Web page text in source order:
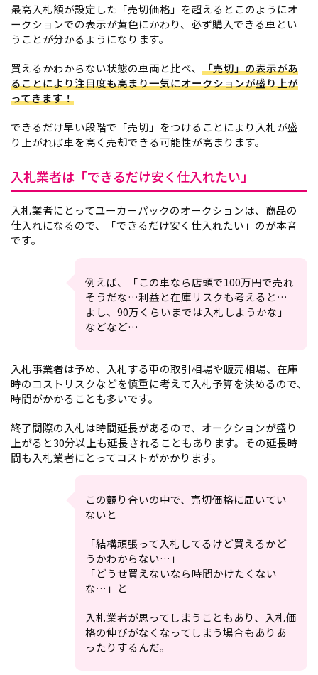
最高入札額が設定した「売切価格」を超えるとこのようにオ
ークションでの表示が黄色にかわり、必ず購入できる車とい
うことが分かるようになります。
買えるかわからない状態の車両と比べ、 「売切」の表示があ
ることにより注目度も高まり一気にオークションが盛り上が
ってきます！
できるだけ早い段階で「売切」をつけることにより入札が盛
り上がれば車を高く売却できる可能性が高まります。
入札業者は「できるだけ安く仕入れたい」
入札業者にとってユーカーパックのオークションは、商品の
仕入れになるので、「できるだけ安く仕入れたい」のが本音
です。
例えば、「この車なら店頭で100万円で売れ
そうだな…利益と在庫リスクも考えると…
よし、90万くらいまでは入札しようかな」
などなど…
入札事業者は予め、入札する車の取引相場や販売相場、在庫
時のコストリスクなどを慎重に考えて入札予算を決めるので、
時間がかかることも多いです。
終了間際の入札は時間延長があるので、オークションが盛り
上がると30分以上も延長されることもあります。その延長時
間も入札業者にとってコストがかかります。
この競り合いの中で、売切価格に届いてい
ないと
「結構頑張って入札してるけど買えるかど
うかわからない…」
「どうせ買えないなら時間かけたくない
な…」と
入札業者が思ってしまうこともあり、入札価
格の伸びがなくなってしまう場合もありあ
ったりするんだ。